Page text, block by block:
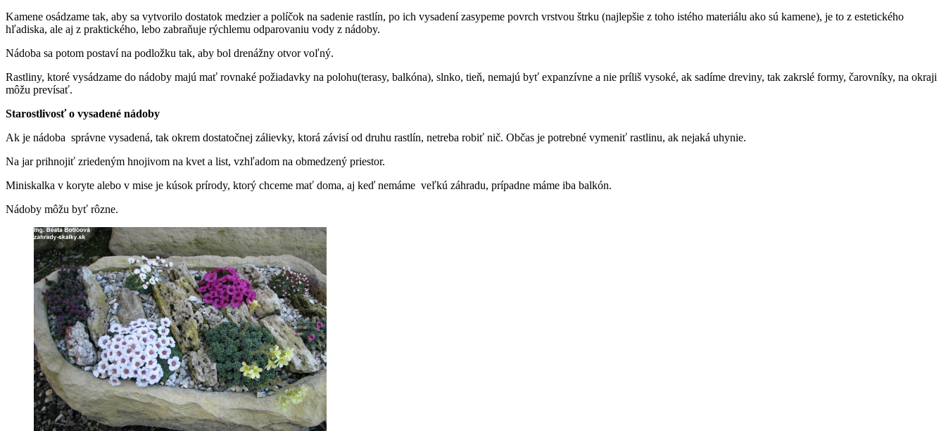
Kamene osádzame tak, aby sa vytvorilo dostatok medzier a políčok na sadenie rastlín, po ich vysadení zasypeme povrch vrstvou štrku (najlepšie z toho istého materiálu ako sú kamene), je to z estetického
hľadiska, ale aj z praktického, lebo zabraňuje rýchlemu odparovaniu vody z nádoby.
Nádoba sa potom postaví na podložku tak, aby bol drenážny otvor voľný.
Rastliny, ktoré vysádzame do nádoby majú mať rovnaké požiadavky na polohu(terasy, balkóna), slnko, tieň, nemajú byť expanzívne a nie príliš vysoké, ak sadíme dreviny, tak zakrslé formy, čarovníky, na okraji
môžu prevísať.
Starostlivosť o vysadené nádoby
Ak je nádoba správne vysadená, tak okrem dostatočnej zálievky, ktorá závisí od druhu rastlín, netreba robiť nič. Občas je potrebné vymeniť rastlinu, ak nejaká uhynie.
Na jar prihnojiť zriedeným hnojivom na kvet a list, vzhľadom na obmedzený priestor.
Miniskalka v koryte alebo v mise je kúsok prírody, ktorý chceme mať doma, aj keď nemáme veľkú záhradu, prípadne máme iba balkón.
Nádoby môžu byť rôzne.